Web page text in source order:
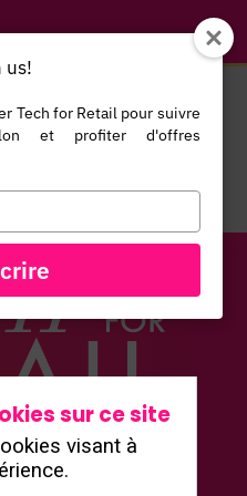
sur ce site
visant à
us!
Tech for Retail pour suivre
et profiter d'offres